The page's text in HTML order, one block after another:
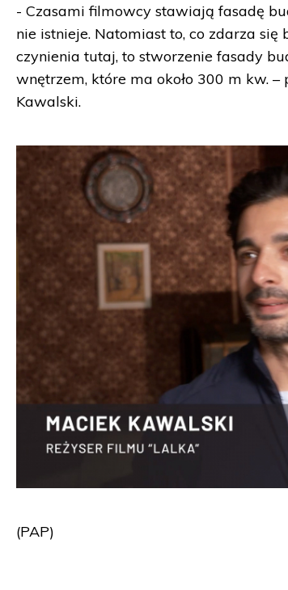
- Czasami filmowcy stawiają fasadę
nie istnieje. Natomiast to, co zdarza
czynienia tutaj, to stworzenie fasady
wnętrzem, które ma około 300 m kw.
Kawalski.
(PAP)